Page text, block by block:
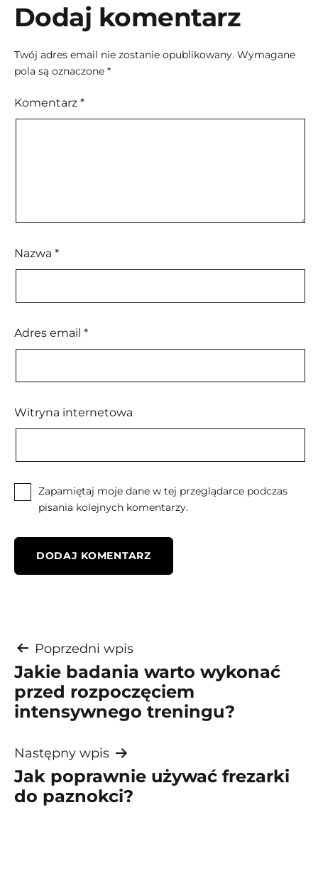
Dodaj komentarz
Twój adres email nie zostanie opublikowany. Wymagane
pola są oznaczone *
Komentarz *
Nazwa *
Adres email *
Witryna internetowa
Zapamiętaj moje dane w tej przeglądarce podczas
pisania kolejnych komentarzy.
Nawigacja
wpisu
Poprzedni wpis
Jakie badania warto wykonać
przed rozpoczęciem
intensywnego treningu?
Następny wpis
Jak poprawnie używać frezarki
do paznokci?